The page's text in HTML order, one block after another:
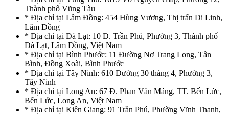
Thành phố Vũng Tàu
* Địa chỉ tại Lâm Đồng: 454 Hùng Vương, Thị trấn Di Linh,
Lâm Đồng
* Địa chỉ tại Đà Lạt: 10 Đ. Trần Phú, Phường 3, Thành phố
Đà Lạt, Lâm Đồng, Việt Nam
* Địa chỉ tại Bình Phước: 11 Đường Nơ Trang Long, Tân
Bình, Đồng Xoài, Bình Phước
* Địa chỉ tại Tây Ninh: 610 Đường 30 tháng 4, Phường 3,
Tây Ninh
* Địa chỉ tại Long An: 67 Đ. Phan Văn Mảng, TT. Bến Lức,
Bến Lức, Long An, Việt Nam
* Địa chỉ tại Kiên Giang: 91 Trần Phú, Phường Vĩnh Thanh,